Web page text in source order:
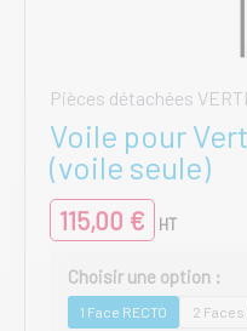
Pièces détachées
Voile pour
(voile seule)
115,00 € HT
1 Face RECTO 2 Faces